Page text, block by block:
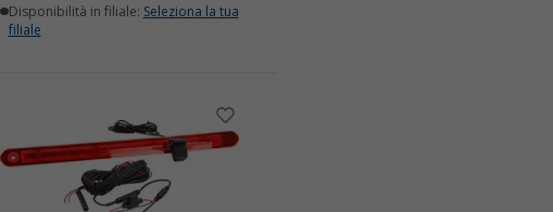
Disponibilità in filiale: Seleziona la tua
filiale